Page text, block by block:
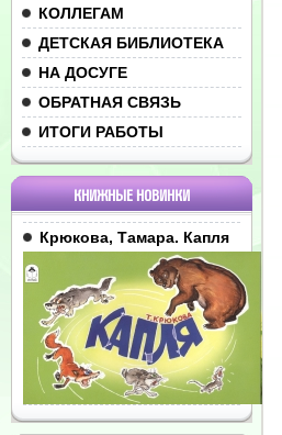
КОЛЛЕГАМ
ДЕТСКАЯ БИБЛИОТЕКА
НА ДОСУГЕ
ОБРАТНАЯ СВЯЗЬ
ИТОГИ РАБОТЫ
КНИЖНЫЕ НОВИНКИ
Крюкова, Тамара. Капля